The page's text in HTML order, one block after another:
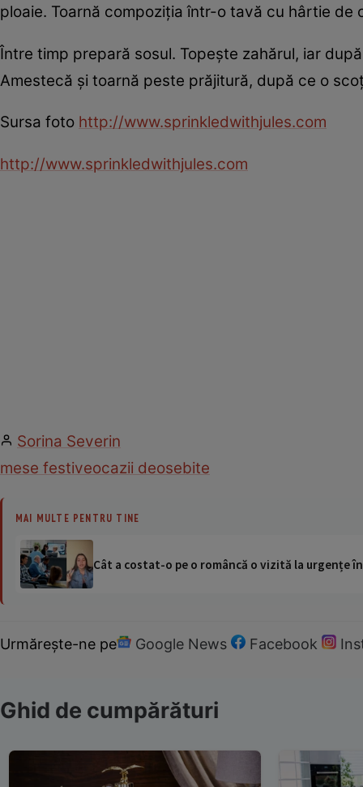
ploaie. Toarnă compoziţia într-o tavă cu hârtie
Între timp prepară sosul. Topeşte zahărul, iar
Amestecă şi toarnă peste prăjitură, după ce o
Sursa foto http://www.sprinkledwithjules.com
http://www.sprinkledwithjules.com
Sorina Severin
mese festiveocazii deosebite
MAI MULTE PENTRU TINE
Cât a costat-o pe o româncă o vizită la urgențe
Urmărește-ne pe Google News Facebook
Ghid de cumpărături